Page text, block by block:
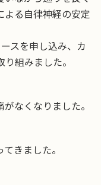
よる自律神経の安定
スを申し込み、カ
組みました。
なくなりました。
きました。